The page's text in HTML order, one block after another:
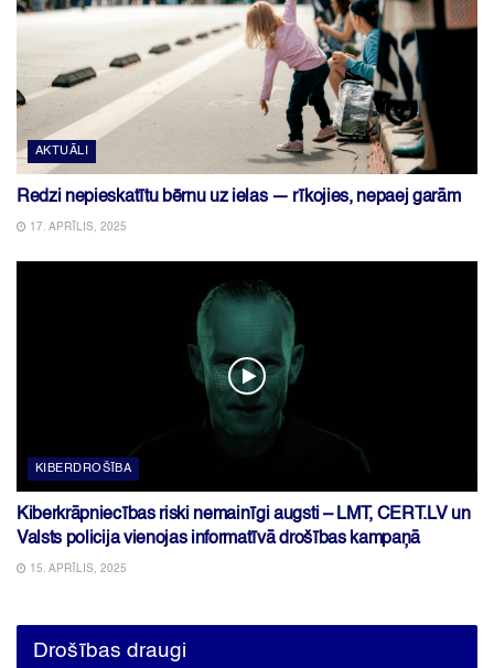
AKTUĀLI
Redzi nepieskatītu bērnu uz ielas — rīkojies, nepaej garām
17. APRĪLIS, 2025
KIBERDROŠĪBA
Kiberkrāpniecības riski nemainīgi augsti – LMT, CERT.LV un
Valsts policija vienojas informatīvā drošības kampaņā
15. APRĪLIS, 2025
Drošības draugi